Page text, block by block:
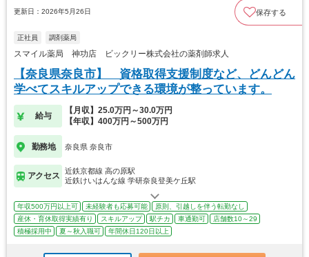
更新日：2026年5月26日 保存する
正社員 調剤薬局
スマイル薬局 神功店 ビックリー株式会社の薬剤師求人
【奈良県奈良市】 資格取得支援制度など、どんどん
学べてスキルアップできる環境が整っています。
給与
【月収】25.0万円～30.0万円
【年収】400万円～500万円
勤務地 奈良県 奈良市
アクセス
近鉄京都線 高の原駅
近鉄けいはんな線 学研奈良登美ケ丘駅
年収500万円以上可 未経験者も応募可能
原則、引越しを伴う転勤なし
産休・育休取得実績有り
スキルアップ 駅チカ 車通勤可
店舗数10～29
積極採用中
夏～秋入職可 年間休日120日以上